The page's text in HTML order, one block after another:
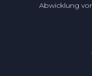
Abwicklung